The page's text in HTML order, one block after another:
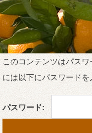
このコンテンツはパス
には以下にパスワードを
パスワード: